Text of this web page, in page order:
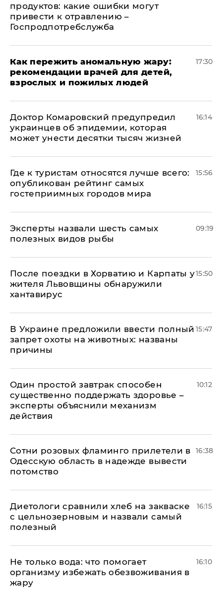
продуктов: какие ошибки могут
привести к отравлению –
Госпродпотребслужба
Как пережить аномальную жару:
рекомендации врачей для детей,
взрослых и пожилых людей
17:30
Доктор Комаровский предупредил
украинцев об эпидемии, которая
может унести десятки тысяч жизней
16:14
Где к туристам относятся лучше всего:
опубликован рейтинг самых
гостеприимных городов мира
15:56
Эксперты назвали шесть самых
полезных видов рыбы
09:19
После поездки в Хорватию и Карпаты у
жителя Львовщины обнаружили
хантавирус
15:50
В Украине предложили ввести полный
запрет охоты на животных: названы
причины
15:47
Один простой завтрак способен
существенно поддержать здоровье –
эксперты объяснили механизм
действия
10:12
Сотни розовых фламинго прилетели в
Одесскую область в надежде вывести
потомство
16:38
Диетологи сравнили хлеб на закваске
с цельнозерновым и назвали самый
полезный
16:15
Не только вода: что помогает
организму избежать обезвоживания в
жару
16:10